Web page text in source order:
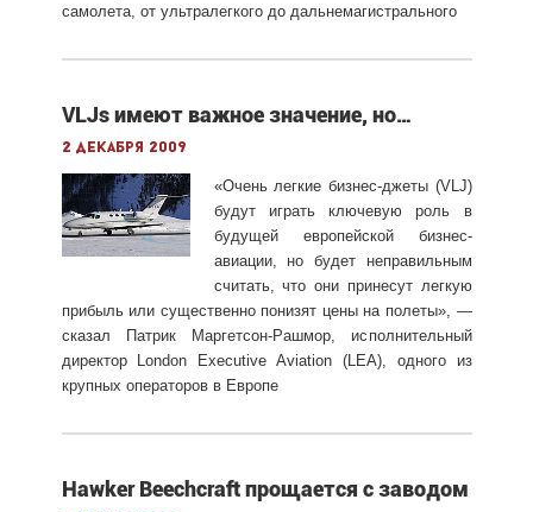
самолета, от ультралегкого до дальнемагистрального
VLJs имеют важное значение, но…
2 декабря 2009
«Очень легкие бизнес-джеты (VLJ)
будут играть ключевую роль в
будущей европейской бизнес-
авиации, но будет неправильным
считать, что они принесут легкую
прибыль или существенно понизят цены на полеты», —
сказал Патрик Маргетсон-Рашмор, исполнительный
директор London Executive Aviation (LEA), одного из
крупных операторов в Европе
Hawker Beechcraft прощается с заводом